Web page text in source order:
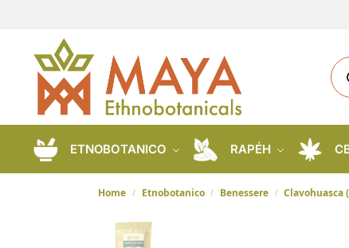
ETNOBOTANICO RAPÉH
Home / Etnobotanico / Benessere / Clavohuasca